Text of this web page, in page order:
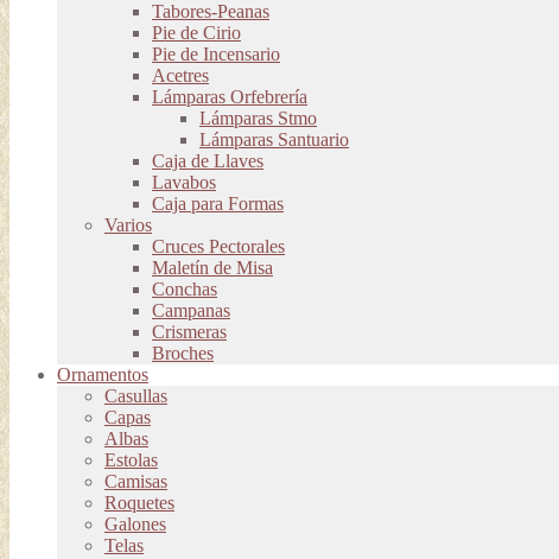
Tabores-Peanas
Pie de Cirio
Pie de Incensario
Acetres
Lámparas Orfebrería
Lámparas Stmo
Lámparas Santuario
Caja de Llaves
Lavabos
Caja para Formas
Varios
Cruces Pectorales
Maletín de Misa
Conchas
Campanas
Crismeras
Broches
Ornamentos
Casullas
Capas
Albas
Estolas
Camisas
Roquetes
Galones
Telas